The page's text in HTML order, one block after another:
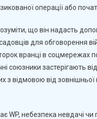
операції або
що він надасть
для обговорення
вранці в соцмережах
союзники застерігають
з відмовою від
WP, небезпека невдачі чи